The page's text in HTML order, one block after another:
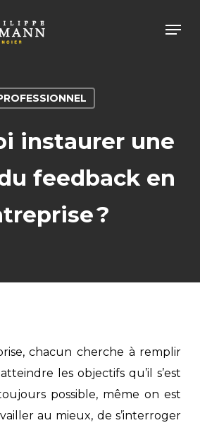
instaurer une
feedback en
?
chacun cherche à remplir
les objectifs qu’il s’est
possible, même on est
au mieux, de s’interroger